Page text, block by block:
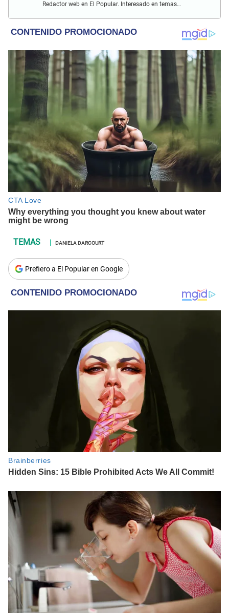
Redactor web en El Popular. Interesado en temas
y crónicas.
DANIELA DARCOURT
Prefiero a El Popular en Google